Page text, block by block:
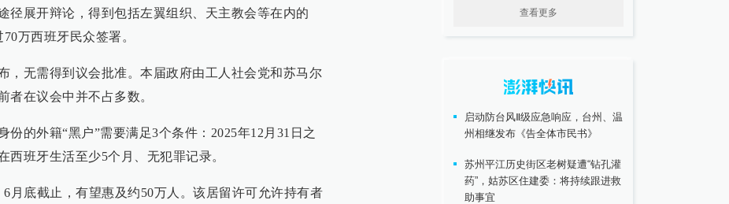
径展开辩论，得到包括左翼组织、天主教会等在内的
万西班牙民众签署。
，无需得到议会批准。本届政府由工人社会党和苏马尔
者在议会中并不占多数。
份的外籍“黑户”需要满足3个条件：2025年12月31日之
西班牙生活至少5个月、无犯罪记录。
月底截止，有望惠及约50万人。该居留许可允许持有者
查看更多
启动防台风Ⅱ级应急响应，台州、温
州相继发布《告全体市民书》
苏州平江历史街区老树疑遭“钻孔灌
药”，姑苏区住建委：将持续跟进救
助事宜